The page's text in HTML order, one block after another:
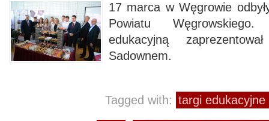
17 marca w Węgrowie
Powiatu
edukacyjną
Sadownem.
Tagged with: targi